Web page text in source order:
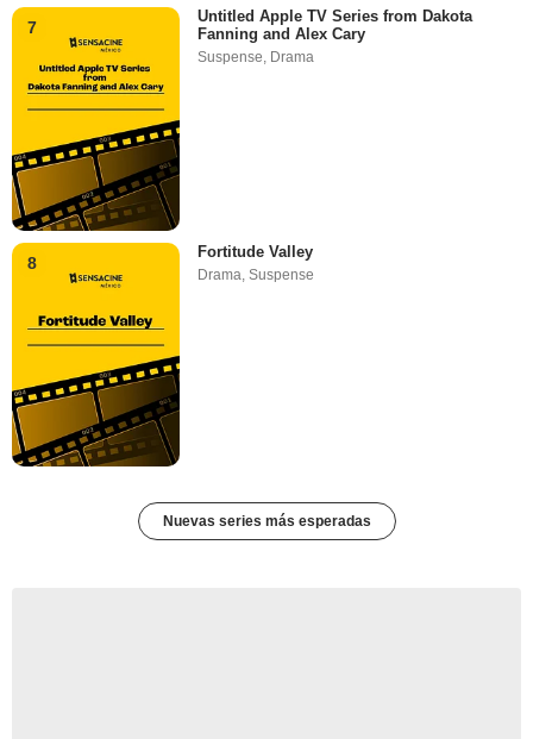
7
Untitled Apple TV Series from Dakota
Fanning and Alex Cary
Suspense Drama
8
Fortitude Valley
Drama,Suspense
Nuevas series más esperadas